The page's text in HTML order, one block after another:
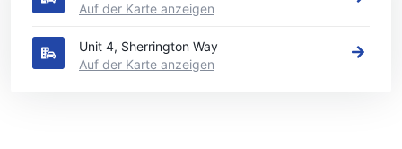
Auf der Karte anzeigen
Unit 4, Sherrington Way
Auf der Karte anzeigen